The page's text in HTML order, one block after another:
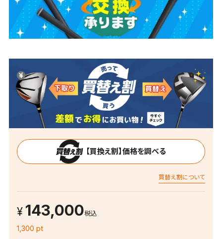
【買換え割】価格を調べる
買替え割について
143,000税込
1,300 pt